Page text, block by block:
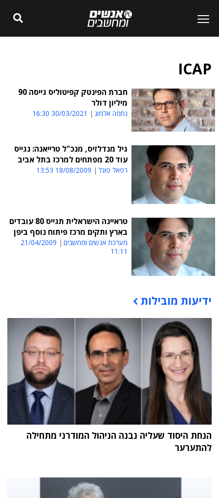
ICAP
חברת הפינטק קפיטוליס גייסה 90
מיליון דולר
נחמה אלמוג 30/03/2021 16:30
גיל מנדלזיס, מנכ"ל טרייאנה: נגייס
עוד 20 מפתחים למרכז בתל אביב
רפאל פוגל 18/08/2009 13:53
טראיינה הישראלית תגייס 80 עובדים
בארץ ותקים מרכז פיתוח נוסף ביפן
מערכת אנשים ומחשבים
21/04/2009
11:11
תוכן פרסומי
ידיעות מובילות
הנחת היסוד שעליה נבנה הניהול המודרני מתחילה
להתערער